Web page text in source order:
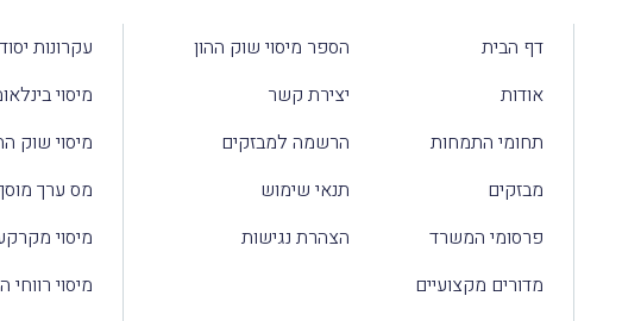
דף הבית
אודות
תחומי התמחות
מבזקים
פרסומי המשרד
מדורים מקצועיים
הספר מיסוי שוק ההון
יצירת קשר
הרשמה למבזקים
תנאי שימוש
הצהרת נגישות
עקרונות
מיסוי
מיסוי שוק
מס ערך
מיסוי
מיסוי רווחי